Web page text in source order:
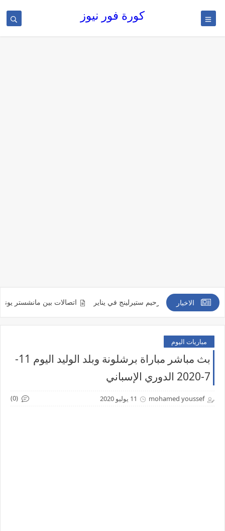
كورة فور نيوز
الاخبار
التعاقد مع رحيم ستيرلينج في يناير اتصالات بين مانشستر يونايتد
مباريات اليوم
بث مباشر مباراة برشلونة وبلد الوليد اليوم 11-
7-2020 الدوري الإسباني
mohamed youssef 11 يوليو 2020 (0)